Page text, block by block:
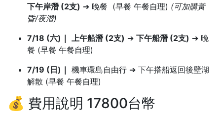
下午岸潛 (2支) ➔ 晚餐 (早餐 午餐自理) (可加購黃
昏/夜潛)
7/18 (六)｜ 上午船潛 (2支) ➔ 下午船潛 (2支) ➔ 晚
餐 (早餐 午餐自理)
7/19 (日)｜ 機車環島自由行 ➔ 下午搭船返回後壁湖
解散 (早餐 午餐自理)
💰 費用說明 17800台幣